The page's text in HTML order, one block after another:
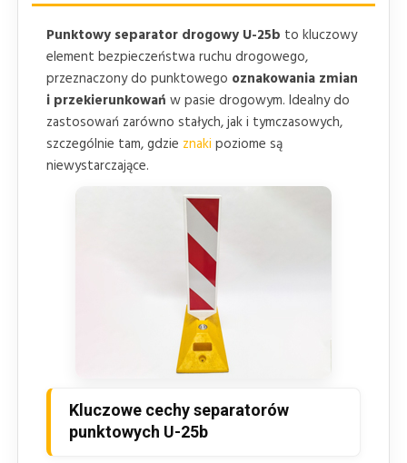
Punktowy separator drogowy U-25b to kluczowy
element bezpieczeństwa ruchu drogowego,
przeznaczony do punktowego oznakowania zmian
i przekierunkowań w pasie drogowym. Idealny do
zastosowań zarówno stałych, jak i tymczasowych,
szczególnie tam, gdzie znaki poziome są
niewystarczające.
Kluczowe cechy separatorów
punktowych U-25b